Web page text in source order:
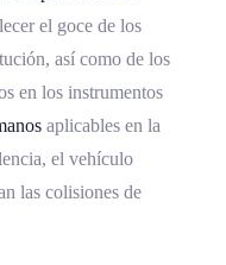
el goce de los
así como de los
en los instrumentos
aplicables en la
el vehículo
las colisiones de